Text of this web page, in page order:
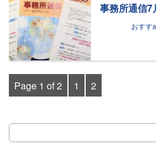
事務所通信7
おすす
Page 1 of 2 1 2